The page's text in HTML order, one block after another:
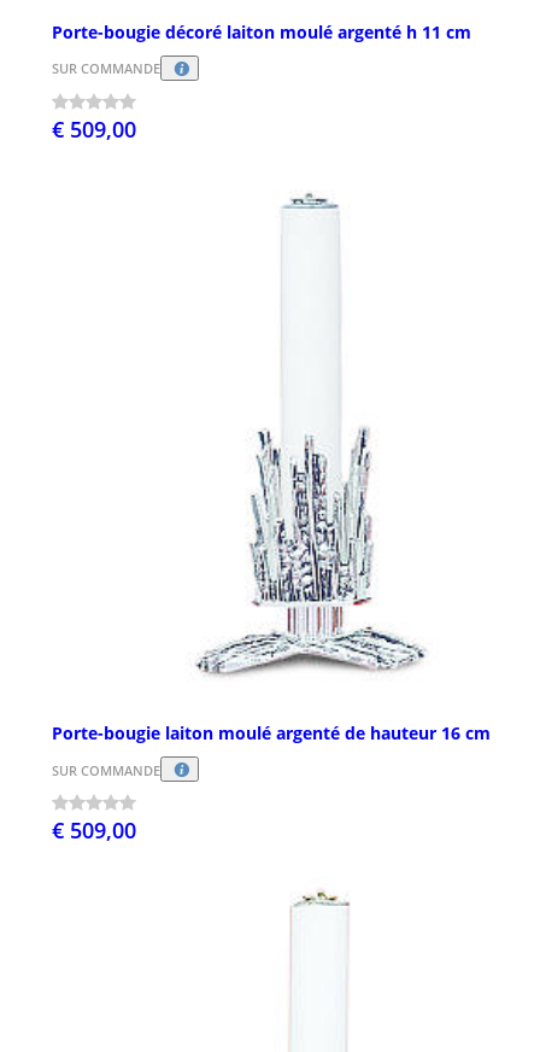
Porte-bougie décoré laiton moulé argenté h 11 cm
SUR COMMANDE
€ 509,00
Porte-bougie laiton moulé argenté de hauteur 16 cm
SUR COMMANDE
€ 509,00